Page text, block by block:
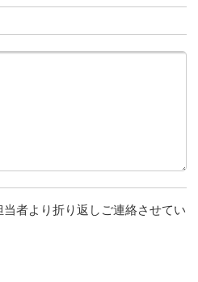
者より折り返しご連絡させてい